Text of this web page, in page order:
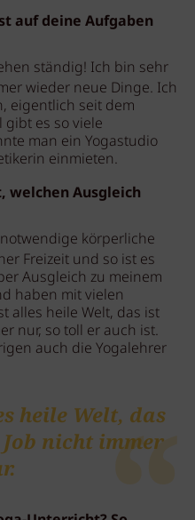
auf deine Aufgaben
ständig! Ich bin sehr
wieder neue Dinge. Ich
eigentlich seit dem
gibt es so viele
man ein Yogastudio
einmieten.
welchen Ausgleich
körperliche
Freizeit und so ist es
Ausgleich zu meinem
haben mit vielen
alles heile Welt, das ist
nur, so toll er auch ist.
auch die Yogalehrer
heile Welt, das
nicht immer